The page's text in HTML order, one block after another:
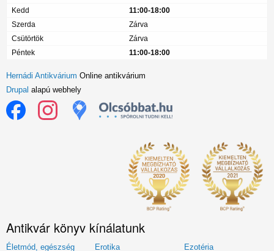
Kedd
11:00-18:00
Szerda
Zárva
Csütörtök
Zárva
Péntek
11:00-18:00
Hernádi Antikvárium Online antikvárium
Drupal alapú webhely
Antikvár könyv kínálatunk
Életmód, egészség Erotika Ezotéria